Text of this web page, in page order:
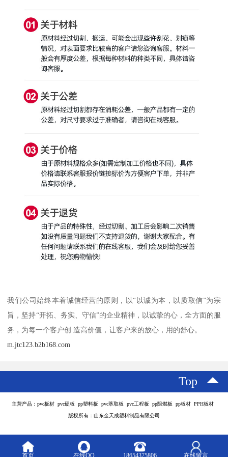
我们公司始终本着诚信经营的原则，以“以诚为本，以质取信”为宗
旨，坚持“开拓、务实、守信”的企业精神，以诚挚的心，全方面的服
务，为每一个客户创 造高价值，让客户来的放心，用的舒心。
m.jtc123.b2b168.com
Top
主营产品：pvc板材 pvc硬板 pp塑料板 pvc萃取板 pvc工程板 pp阻燃板 pp板材 PPH板材
版权所有：山东金天成塑料制品有限公司
首页 在线QQ 18654375806 在线留言